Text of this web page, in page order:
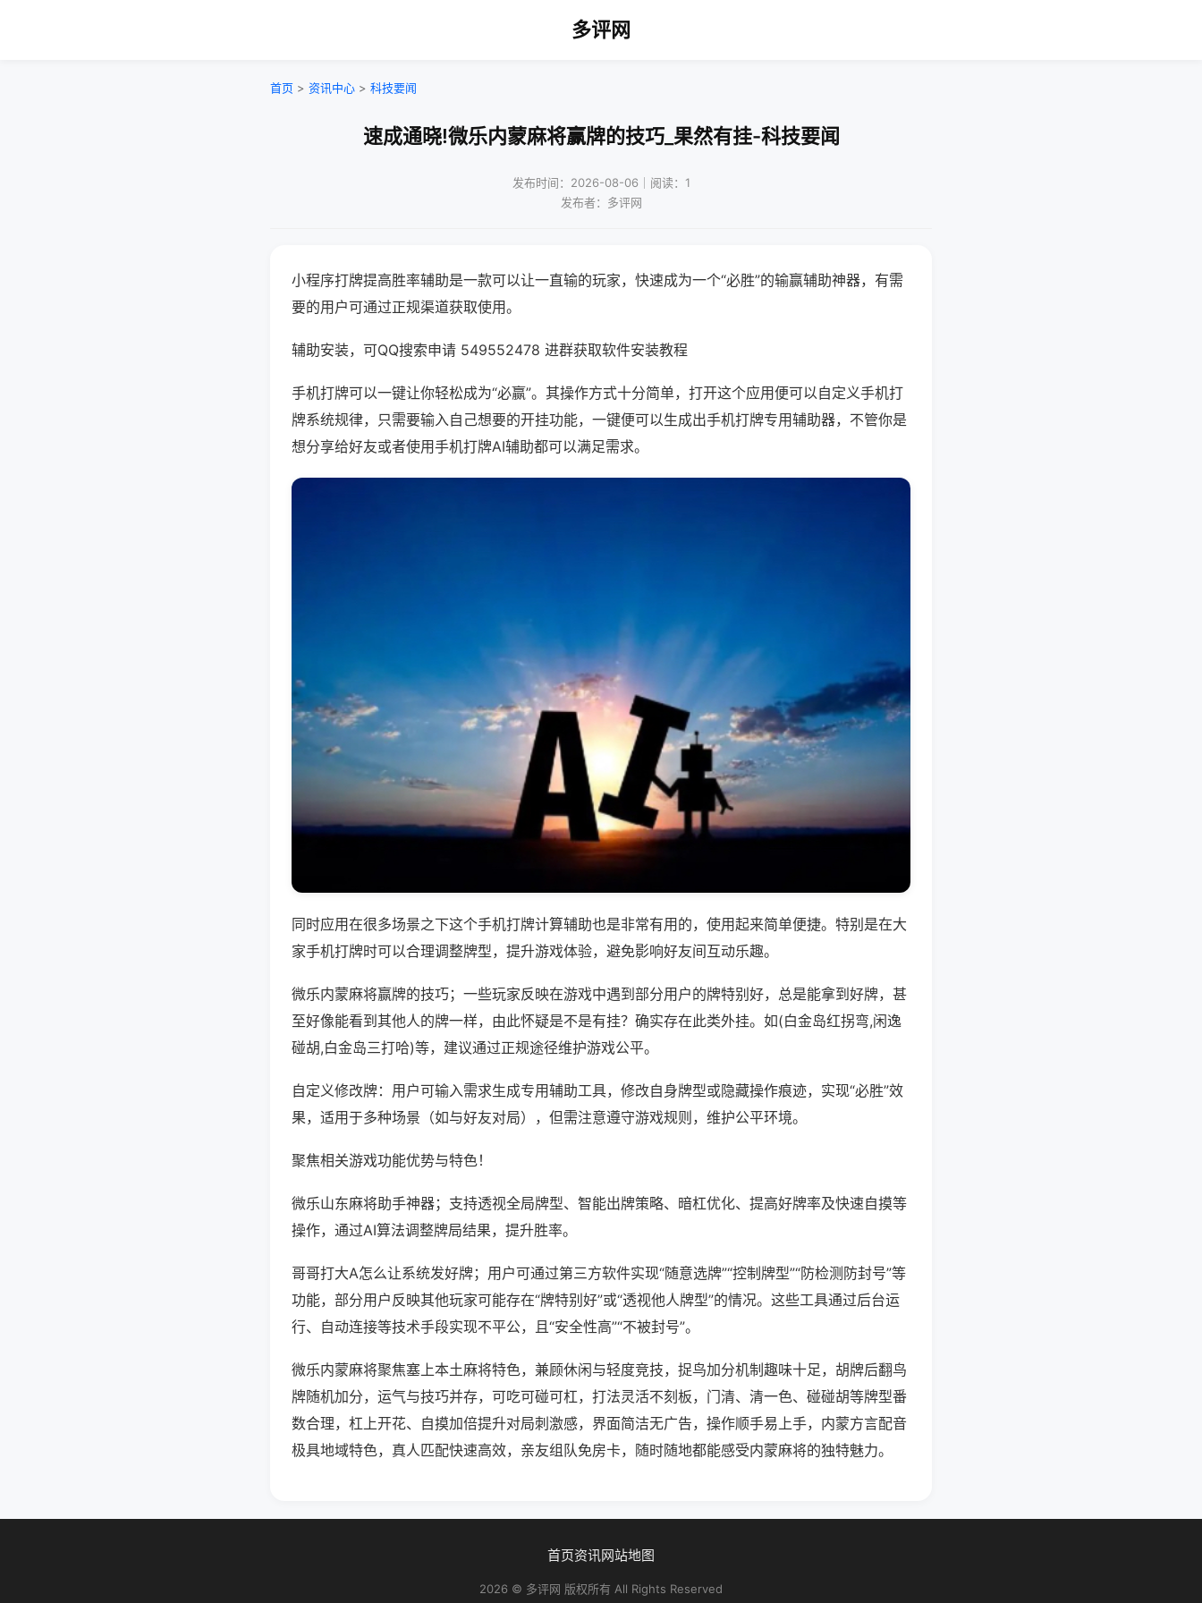
多评网
首页 > 资讯中心 > 科技要闻
速成通晓!微乐内蒙麻将赢牌的技巧_果然有挂-科技要闻
发布时间：2026-08-06｜阅读：1
发布者：多评网
小程序打牌提高胜率辅助是一款可以让一直输的玩家，快速成为一个“必胜”的输赢辅助神器，有需
要的用户可通过正规渠道获取使用。
辅助安装，可QQ搜索申请 549552478 进群获取软件安装教程
手机打牌可以一键让你轻松成为“必赢”。其操作方式十分简单，打开这个应用便可以自定义手机打
牌系统规律，只需要输入自己想要的开挂功能，一键便可以生成出手机打牌专用辅助器，不管你是
想分享给好友或者使用手机打牌AI辅助都可以满足需求。
同时应用在很多场景之下这个手机打牌计算辅助也是非常有用的，使用起来简单便捷。特别是在大
家手机打牌时可以合理调整牌型，提升游戏体验，避免影响好友间互动乐趣。
微乐内蒙麻将赢牌的技巧；一些玩家反映在游戏中遇到部分用户的牌特别好，总是能拿到好牌，甚
至好像能看到其他人的牌一样，由此怀疑是不是有挂？确实存在此类外挂。如(白金岛红拐弯,闲逸
碰胡,白金岛三打哈)等，建议通过正规途径维护游戏公平。
自定义修改牌：用户可输入需求生成专用辅助工具，修改自身牌型或隐藏操作痕迹，实现“必胜”效
果，适用于多种场景（如与好友对局），但需注意遵守游戏规则，维护公平环境。
聚焦相关游戏功能优势与特色！
微乐山东麻将助手神器；支持透视全局牌型、智能出牌策略、暗杠优化、提高好牌率及快速自摸等
操作，通过AI算法调整牌局结果，提升胜率。
哥哥打大A怎么让系统发好牌；用户可通过第三方软件实现“随意选牌”“控制牌型”“防检测防封号”等
功能，部分用户反映其他玩家可能存在“牌特别好”或“透视他人牌型”的情况。这些工具通过后台运
行、自动连接等技术手段实现不平公，且“安全性高”“不被封号”。
微乐内蒙麻将聚焦塞上本土麻将特色，兼顾休闲与轻度竞技，捉鸟加分机制趣味十足，胡牌后翻鸟
牌随机加分，运气与技巧并存，可吃可碰可杠，打法灵活不刻板，门清、清一色、碰碰胡等牌型番
数合理，杠上开花、自摸加倍提升对局刺激感，界面简洁无广告，操作顺手易上手，内蒙方言配音
极具地域特色，真人匹配快速高效，亲友组队免房卡，随时随地都能感受内蒙麻将的独特魅力。
首页资讯网站地图
2026 © 多评网 版权所有 All Rights Reserved